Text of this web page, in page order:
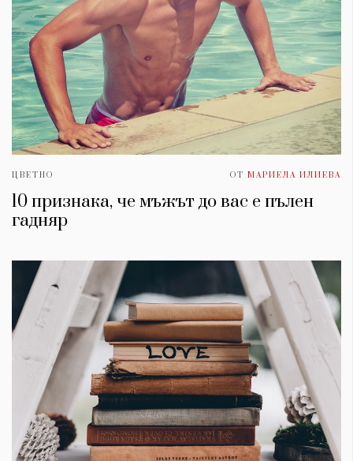
ЦВЕТНО ОТ МАРИЕЛА ИЛИЕВА
10 признака, че мъжът до вас е пълен
гадняр